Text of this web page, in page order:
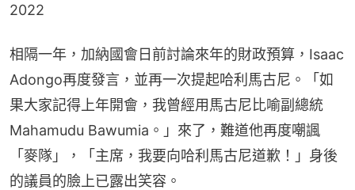
2022
相隔一年，加納國會日前討論來年的財政預算，Isaac
Adongo再度發言，並再一次提起哈利馬古尼。「如
果大家記得上年開會，我曾經用馬古尼比喻副總統
Mahamudu Bawumia。」來了，難道他再度嘲諷
「麥隊」，「主席，我要向哈利馬古尼道歉！」身後
的議員的臉上已露出笑容。